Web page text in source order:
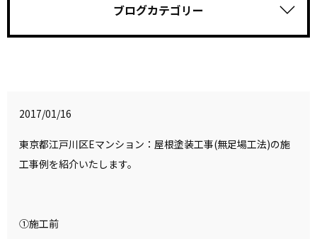
ブログカテゴリー
2017/01/16
東京都江戸川区Eマンション：屋根塗装工事(無足場工法)の施
工事例を紹介いたします。
①施工前